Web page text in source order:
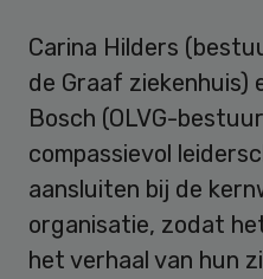
Carina Hilders
de Graaf ziekenhuis)
Bosch (OLVG-
compassievol
aansluiten bij de
organisatie, zodat
het verhaal van hun